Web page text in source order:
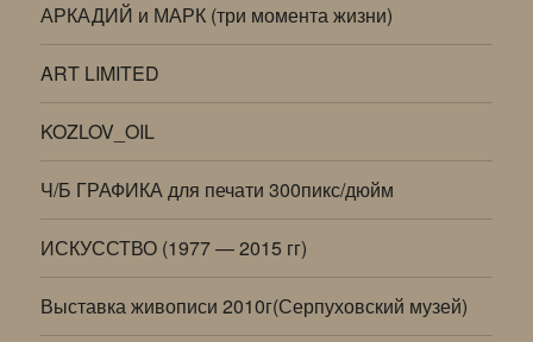
АРКАДИЙ и МАРК (три момента жизни)
ART LIMITED
KOZLOV_OIL
Ч/Б ГРАФИКА для печати 300пикс/дюйм
ИСКУССТВО (1977 — 2015 гг)
Выставка живописи 2010г(Серпуховский музей)